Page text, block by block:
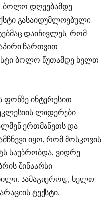
ბოლო დღეებამდე
გასაიდუმლოებული
დაიჩივლეს, რომ
ჩართვით
ბოლო წუთამდე ხელთ
ფონზე ინტერესით
ლიდერები
ერთმანეთს და
იყო, რომ მოსკოვის
საუბრობდა, ვიდრე
შინაარსი
სამაგიეროდ, ხელთ
ტექსტი.